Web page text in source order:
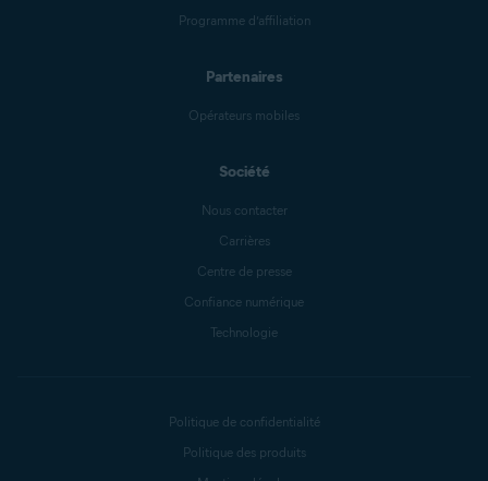
Programme d’affiliation
Partenaires
Opérateurs mobiles
Société
Nous contacter
Carrières
Centre de presse
Confiance numérique
Technologie
Politique de confidentialité
Politique des produits